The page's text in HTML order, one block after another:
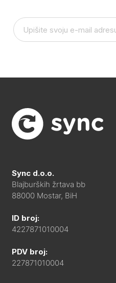
Sync d.o.o.
Blajburških žrtava bb
88000 Mostar, BiH
ID broj:
4227871010004
PDV broj:
227871010004